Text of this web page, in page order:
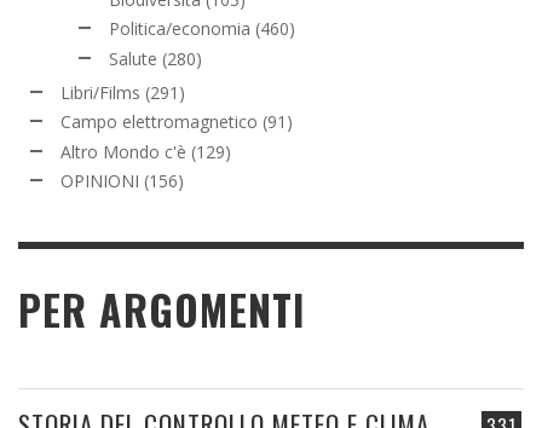
Politica/economia (460)
Salute (280)
Libri/Films (291)
Campo elettromagnetico (91)
Altro Mondo c'è (129)
OPINIONI (156)
PER ARGOMENTI